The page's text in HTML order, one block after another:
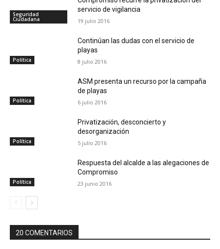
Seguridad
Ciudadana
servicio de vigilancia
19 julio 2016
Política
Continúan las dudas con el servicio de
playas
8 julio 2016
Política
ASM presenta un recurso por la campaña
de playas
6 julio 2016
Política
Privatización, desconcierto y
desorganización
5 julio 2016
Política
Respuesta del alcalde a las alegaciones de
Compromiso
23 junio 2016
20 COMENTARIOS